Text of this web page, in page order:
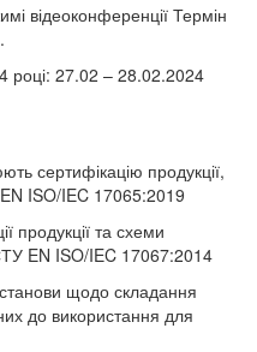
відеоконференції Термін
році: 27.02 – 28.02.2024
сертифікацію продукції,
ISO/IEC 17065:2019
продукції та схеми
EN ISO/IEC 17067:2014
щодо складання
до використання для